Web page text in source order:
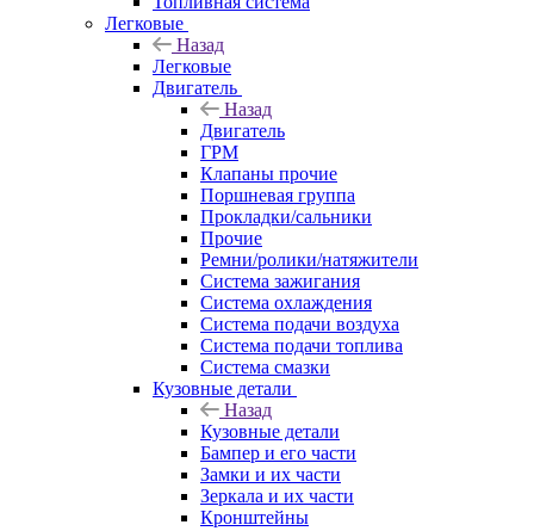
Легковые
Назад
Легковые
Двигатель
Назад
Двигатель
ГРМ
Клапаны прочие
Поршневая группа
Прокладки/сальники
Прочие
Ремни/ролики/натяжители
Система зажигания
Система охлаждения
Система подачи воздуха
Система подачи топлива
Система смазки
Кузовные детали
Назад
Кузовные детали
Бампер и его части
Замки и их части
Зеркала и их части
Кронштейны